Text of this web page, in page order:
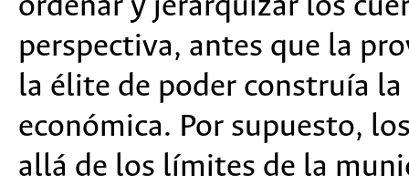
ordenar y jerarquizar los
perspectiva, antes que la
la élite de poder construía
económica. Por supuesto,
allá de los límites de la